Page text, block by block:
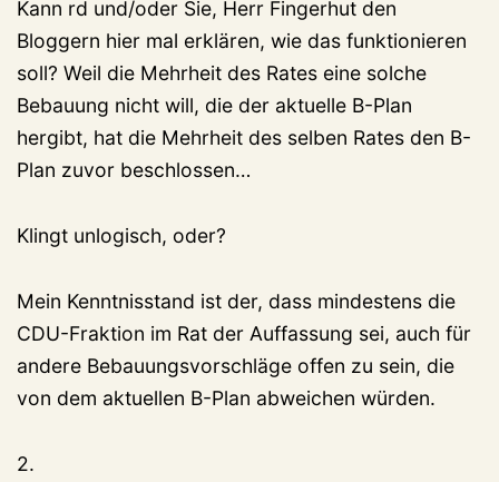
Kann rd und/oder Sie, Herr Fingerhut den
Bloggern hier mal erklären, wie das funktionieren
soll? Weil die Mehrheit des Rates eine solche
Bebauung nicht will, die der aktuelle B-Plan
hergibt, hat die Mehrheit des selben Rates den B-
Plan zuvor beschlossen…
Klingt unlogisch, oder?
Mein Kenntnisstand ist der, dass mindestens die
CDU-Fraktion im Rat der Auffassung sei, auch für
andere Bebauungsvorschläge offen zu sein, die
von dem aktuellen B-Plan abweichen würden.
2.